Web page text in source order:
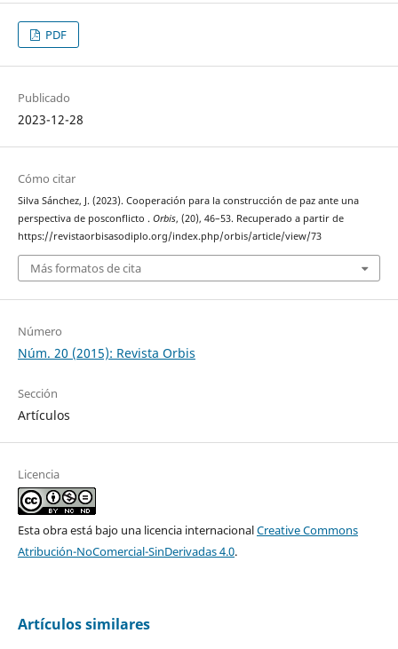
PDF
Publicado
2023-12-28
Cómo citar
Silva Sánchez, J. (2023). Cooperación para la construcción de paz ante una
perspectiva de posconflicto . Orbis, (20), 46–53. Recuperado a partir de
https://revistaorbisasodiplo.org/index.php/orbis/article/view/73
Más formatos de cita
Número
Núm. 20 (2015): Revista Orbis
Sección
Artículos
Licencia
Esta obra está bajo una licencia internacionalCreative Commons
Atribución-NoComercial-SinDerivadas 4.0.
Artículos similares